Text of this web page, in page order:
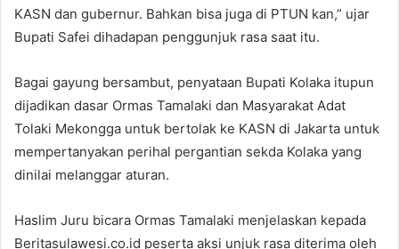
KASN dan gubernur. Bahkan bisa juga di PTUN kan,” ujar
Bupati Safei dihadapan penggunjuk rasa saat itu.
Bagai gayung bersambut, penyataan Bupati Kolaka itupun
dijadikan dasar Ormas Tamalaki dan Masyarakat Adat
Tolaki Mekongga untuk bertolak ke KASN di Jakarta untuk
mempertanyakan perihal pergantian sekda Kolaka yang
dinilai melanggar aturan.
Haslim Juru bicara Ormas Tamalaki menjelaskan kepada
Beritasulawesi.co.id peserta aksi unjuk rasa diterima oleh